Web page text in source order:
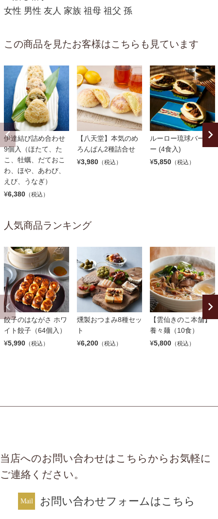
女性 男性 友人 家族 祖母 祖父 孫
この商品を見たお客様はこちらも見ています
伊達結び詰め合わせ
9個入（ほたて、た
こ、牡蠣、だておこ
わ、ほや、あわび、
えび、うなぎ）
¥6,380 （税込）
【八天堂】本気のめ
ろんぱん2種詰合せ
¥3,980 （税込）
ルーロー琉球バーガ
ー (4食入)
¥5,850 （税込）
人気商品ランキング
餃子のはながさ ホワ
イト餃子（64個入）
¥5,990 （税込）
燻製おつまみ8種セッ
ト
¥6,200 （税込）
【雲仙きのこ本舗】
養々麺（10食）
¥5,800 （税込）
当店へのお問い合わせはこちらからお気軽に
ご連絡ください。
お問い合わせフォームはこちら